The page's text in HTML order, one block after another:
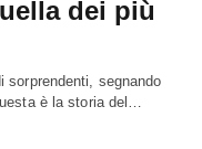
dei più
sorprendenti, segnando
è la storia del…